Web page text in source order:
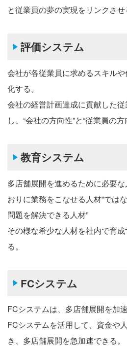
と従業員の夢の実現をリンクさせ
評価システム
会社が各従業員に求めるスキル
化する。
会社の経営計画達成に貢献した
し、“会社の方向性”と“従業員の方
教育システム
多店舗展開を進めるために必要
おりに業務をこなせる人材”では
問題を解決できる人材”
その様な希少な人材を社内で育
る。
FCシステム
FCシステムは、多店舗展開を加
FCシステムを活用して、資金や
き、多店舗展開を急加速できる。